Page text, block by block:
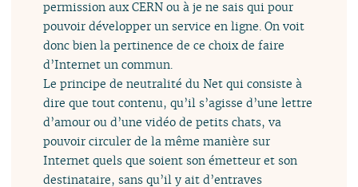
permission aux CERN ou à je ne sais qui pour
pouvoir développer un service en ligne. On voit
donc bien la pertinence de ce choix de faire
d’Internet un commun.
Le principe de neutralité du Net qui consiste à
dire que tout contenu, qu’il s’agisse d’une lettre
d’amour ou d’une vidéo de petits chats, va
pouvoir circuler de la même manière sur
Internet quels que soient son émetteur et son
destinataire, sans qu’il y ait d’entraves